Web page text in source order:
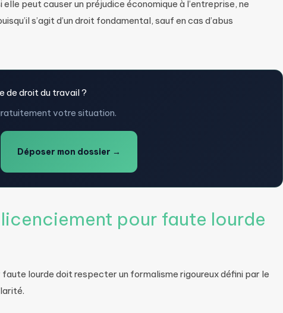
peut causer un préjudice économique à l’entreprise, ne
s’agit d’un droit fondamental, sauf en cas d’abus
de droit du travail ?
votre situation.
Déposer mon dossier →
pour faute lourde
lourde doit respecter un formalisme rigoureux défini par le